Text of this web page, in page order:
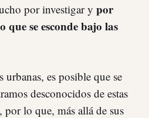
por investigar y por
que se esconde bajo las
urbanas, es posible que se
desconocidos de estas
por lo que, más allá de sus